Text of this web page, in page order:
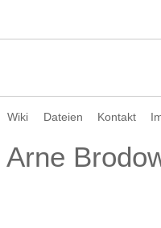
Wiki Dateien Kontakt
Arne